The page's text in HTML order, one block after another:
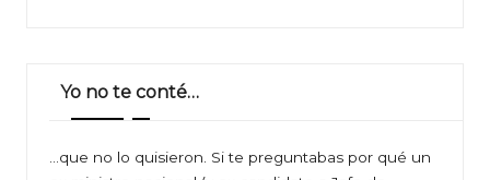
Yo no te conté…
…que no lo quisieron. Si te preguntabas por qué un